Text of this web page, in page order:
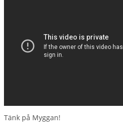
Tänk på Myggan!